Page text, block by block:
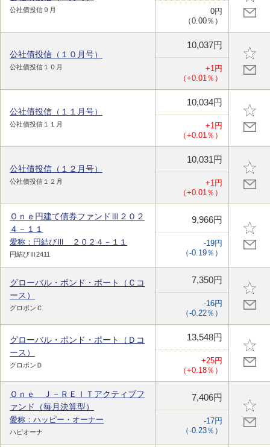
公社債投信９月
0円
（0.00％）
公社債投信（１０月号）
公社債投信１０月
10,037円
+1円
（+0.01％）
公社債投信（１１月号）
公社債投信１１月
10,034円
+1円
（+0.01％）
公社債投信（１２月号）
公社債投信１２月
10,031円
+1円
（+0.01％）
Ｏｎｅ円建て債券ファンドⅢ２０２
４－１１
愛称：円結びⅢ ２０２４－１１
円結びⅢ2411
9,966円
-19円
（-0.19％）
グローバル・ボンド・ポート（Ｃコ
ース）
グロボンＣ
7,350円
-16円
（-0.22％）
グローバル・ボンド・ポート（Ｄコ
ース）
グロボンＤ
13,548円
+25円
（+0.18％）
Ｏｎｅ Ｊ－ＲＥＩＴアクティブフ
ァンド（毎月決算型）
愛称：ハッピー・オーナー
ハピオーナ
7,406円
-17円
（-0.23％）